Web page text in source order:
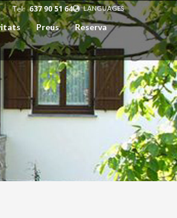
LANGUAGES
EUSKARA
ESPAÑOL
CATALÀ
ENGLISH
FRANÇAIS
Preus Reserva
Tel: 637 90 51 64